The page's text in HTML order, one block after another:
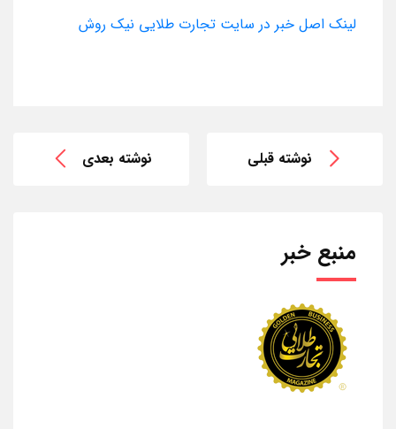
لینک اصل خبر در سایت تجارت طلایی نیک روش
نوشته قبلی نوشته بعدی
منبع خبر